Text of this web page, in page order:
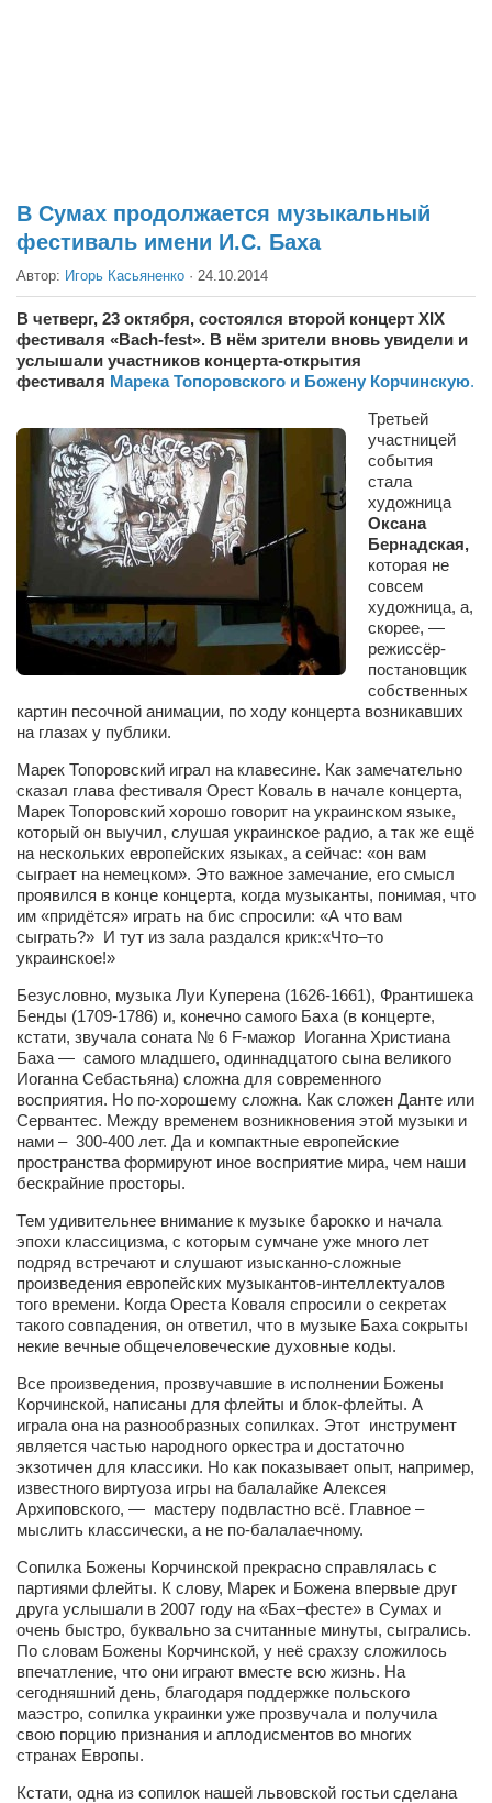
Выборы
Деньги
Традиции
Опросы
Экология
Здоровье
Здоровый образ жизни
Сам себе доктор
Активный отдых
Курьезы
Досье
Орест Коваль
Тамара Кубракова
Елена Мельник
Вера Паненко
Семён Салатенко
Сергей Шепилов
Актёры
Артём Мяус
Александра Сокол
Барды
Владимир Айзенберг
Игорь Добровольский
Оксана Скоробагатская
Александра Скорук
Евгений Полюхович
Ольга Чикина
Бизнес-партнёры
Здоровье
Врач психиатр–нарколог Анплеев А.Б.
Косметологическое отделение КП Сумская
городская клиническая больница №4
Тенториум -центр независимых дистрибьюторов
Кафе, клубы, рестораны
«Винегрет» — демократичный ресторан
«ЧАЙ — КАВА» магазин — кафе
Магазины
«CYCLE GARAGE» — магазин велосипедов
В Сумах продолжается музыкальный
фестиваль имени И.С. Баха
Автор: Игорь Касьяненко · 24.10.2014
В четверг, 23 октября, состоялся второй концерт XIX
фестиваля «Bach-fest». В нём зрители вновь увидели и
услышали участников концерта-открытия
фестиваля Марека Топоровского и Божену Корчинскую.
Третьей
участницей
события
стала
художница
Оксана
Бернадская,
которая не
совсем
художница, а,
скорее, —
режиссёр-
постановщик
собственных
картин песочной анимации, по ходу концерта возникавших
на глазах у публики.
Марек Топоровский играл на клавесине. Как замечательно
сказал глава фестиваля Орест Коваль в начале концерта,
Марек Топоровский хорошо говорит на украинском языке,
который он выучил, слушая украинское радио, а так же ещё
на нескольких европейских языках, а сейчас: «он вам
сыграет на немецком». Это важное замечание, его смысл
проявился в конце концерта, когда музыканты, понимая, что
им «придётся» играть на бис спросили: «А что вам
сыграть?» И тут из зала раздался крик:«Что–то
украинское!»
Безусловно, музыка Луи Куперена (1626-1661), Франтишека
Бенды (1709-1786) и, конечно самого Баха (в концерте,
кстати, звучала соната № 6 F-мажор Иоганна Христиана
Баха — самого младшего, одиннадцатого сына великого
Иоганна Себастьяна) сложна для современного
восприятия. Но по-хорошему сложна. Как сложен Данте или
Сервантес. Между временем возникновения этой музыки и
нами – 300-400 лет. Да и компактные европейские
пространства формируют иное восприятие мира, чем наши
бескрайние просторы.
Тем удивительнее внимание к музыке барокко и начала
эпохи классицизма, с которым сумчане уже много лет
подряд встречают и слушают изысканно-сложные
произведения европейских музыкантов-интеллектуалов
того времени. Когда Ореста Коваля спросили о секретах
такого совпадения, он ответил, что в музыке Баха сокрыты
некие вечные общечеловеческие духовные коды.
Все произведения, прозвучавшие в исполнении Божены
Корчинской, написаны для флейты и блок-флейты. А
играла она на разнообразных сопилках. Этот инструмент
является частью народного оркестра и достаточно
экзотичен для классики. Но как показывает опыт, например,
известного виртуоза игры на балалайке Алексея
Архиповского, — мастеру подвластно всё. Главное –
мыслить классически, а не по-балалаечному.
Сопилка Божены Корчинской прекрасно справлялась с
партиями флейты. К слову, Марек и Божена впервые друг
друга услышали в 2007 году на «Бах–фесте» в Сумах и
очень быстро, буквально за считанные минуты, сыгрались.
По словам Божены Корчинской, у неё срахзу сложилось
впечатление, что они играют вместе всю жизнь. На
сегодняшний день, благодаря поддержке польского
маэстро, сопилка украинки уже прозвучала и получила
свою порцию признания и аплодисментов во многих
странах Европы.
Кстати, одна из сопилок нашей львовской гостьи сделана